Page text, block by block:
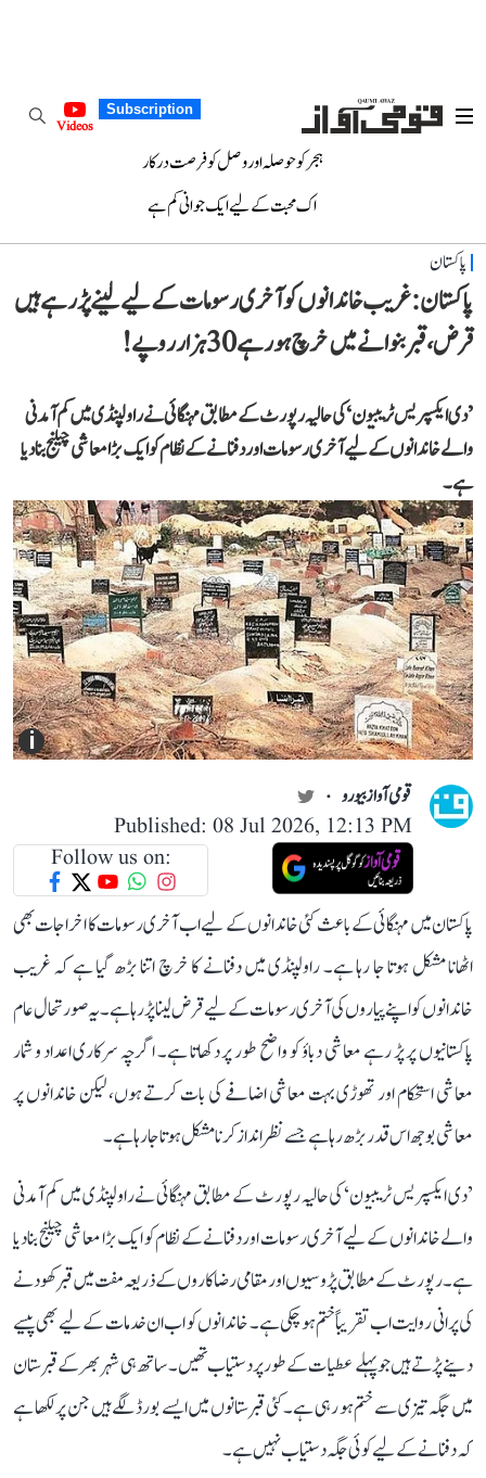
Subscription
Videos
ہجر کو حوصلہ اور وصل کو فرصت درکار
اک محبت کے لیے ایک جوانی کم ہے
پاکستان
پاکستان: غریب خاندانوں کو آخری رسومات کے لیے لینے پڑ رہے ہیں
قرض، قبر بنوانے میں خرچ ہو رہے 30 ہزار روپے!
’دی ایکسپریس ٹریبیون‘ کی حالیہ رپورٹ کے مطابق مہنگائی نے راولپنڈی میں کم آمدنی
والے خاندانوں کے لیے آخری رسومات اور دفنانے کے نظام کو ایک بڑا معاشی چیلنج بنا دیا
ہے۔
i
قومی آواز بیورو
Published: 08 Jul 2026, 12:13 PM
Follow us on:
پاکستان میں مہنگائی کے باعث کئی خاندانوں کے لیے اب آخری رسومات کا اخراجات بھی
اٹھانا مشکل ہوتا جا رہا ہے۔ راولپنڈی میں دفنانے کا خرچ اتنا بڑھ گیا ہے کہ غریب
خاندانوں کو اپنے پیاروں کی آخری رسومات کے لیے قرض لینا پڑ رہا ہے۔ یہ صورتحال عام
پاکستانیوں پر پڑ رہے معاشی دباؤ کو واضح طور پر دکھاتا ہے۔ اگرچہ سرکاری اعداد و شمار
معاشی استحکام اور تھوڑی بہت معاشی اضافے کی بات کرتے ہوں، لیکن خاندانوں پر
معاشی بوجھ اس قدر بڑھ رہا ہے جسے نظر انداز کرنا مشکل ہوتا جا رہا ہے۔
’دی ایکسپریس ٹریبیون‘ کی حالیہ رپورٹ کے مطابق مہنگائی نے راولپنڈی میں کم آمدنی
والے خاندانوں کے لیے آخری رسومات اور دفنانے کے نظام کو ایک بڑا معاشی چیلنج بنا دیا
ہے۔ رپورٹ کے مطابق پڑوسیوں اور مقامی رضاکاروں کے ذریعہ مفت میں قبر کھودنے
کی پرانی روایت اب تقریباً ختم ہو چکی ہے۔ خاندانوں کو اب ان خدمات کے لیے بھی پیسے
دینے پڑتے ہیں جو پہلے عطیات کے طور پر دستیاب تھیں۔ ساتھ ہی شہر بھر کے قبرستان
میں جگہ تیزی سے ختم ہو رہی ہے۔ کئی قبرستانوں میں ایسے بورڈ لگے ہیں جن پر لکھا ہے
کہ دفنانے کے لیے کوئی جگہ دستیاب نہیں ہے۔